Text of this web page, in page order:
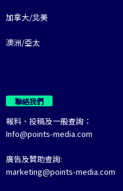
加拿大/北美
澳洲/亞太
聯絡我們
報料、投稿及一般查詢：
Info@points-media.com
廣告及贊助查詢:
marketing@points-media.com